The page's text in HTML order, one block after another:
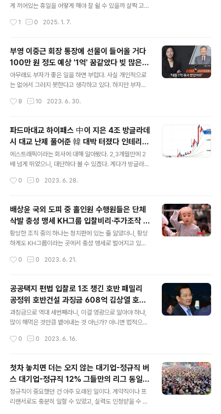
게 끼어있는 휴일을 어떻게 해야 잘 쉴 수 있을까 살짝 고민
모르겠다.물론 개인적인 의견, 생각이다.그리고, 어느 정도
힘들 수 있겠다.그리고, 쉬지 못하는 사정이 있는 분이나,
이렇게 해도 어렵고, 저렇게 해도 어려운 분들도 있다고 본
다. 정부가 설 연휴 직전인 1월 27일을 임시공휴일로 지정
하는 방안을 검토 중이라는 소식이 전해졌습니다. 이번 결
정이 확정된다면, 직장인들은 주말과 설 연휴를 포함해 최
논의는 내수 경제 활성화를 위한 정부의 전략으로 보이며,
1 0 2025. 1. 7.
부영 이중근 회장 통장에 선물이 들어올 거다
100만 원 정도 예상 '1억' 꿈같았다 빚 많은
영농가 살 것 같다 주민들 보답 의미 공덕비 건
립 추진 중 운평리 고향 사람들에게 250억 격
려금 전달
아무래도 부자가 좋은 일을 하면 부럽다. 사실 개인적으로
는 없어서 그러지 못한다고 생각하고 있다. 하지만 부자라
마음을 쓰는 것은 누구나 하는 것은 아니라고 생각한다. 기
다는 생각을 가지는 것이 쉬운 일이 아닌 것이다. 박경리의
소설, 토지를 읽고서는 당시에 부자가 마을에 끼치는 영향
에 대해서 생각해본 적이 있다. 마을을 먹여 살리는 것을 넘
어서 사람을 살리는 역할까지도 하는 것을 보고, 사실이라
면 정말 대단한 사람이라고 생각했다. 물론 그런 사람이 있
현재는 그런 걸 찾아보기 어렵다. 물론 대학에 기부해서 기
8 10 2023. 6. 30.
파드마대교 하이패스 中이 지은 4조 방글라데
시 대교 난제 풀어준 韓 대박 터졌다 인테리어
국내업체 에스트래픽 주가 상승 중 불과 1달만
에 2배 뛰어 조정중 교통모니터센터 TMC 구
축작업
에스트래픽이라는 회사에 대해 알아봤다. 2,3개월만에 2
배 넘게 뛰었으니, 대단하다 볼 수 있겠다. 게다가 방글라데
평가하는 것이겠다. 교통모니터센터(TMC, Traffic Moni
V) 등을 통해 파드마대교의 교통량과 통행상황, 통행료 수
납현황을 한눈에 파악할 수 있는 시스템을 갖추는 것 국내
에서 이룩한 성과와 기술력을 수출한 것이라 볼 수 있어서
향후 가능성도 열려 있고, 발전을 기대해 볼 수 있겠다 싶
다. 동남아의 어느 나라에서 다시 사업을 수주하게 된다면,
다. Business Summary [2023/06/20] 매출 증..
0 0 2023. 6. 28.
배상윤 국외 도피 중 홀인원 수행원들은 단체
삭발 충성 맹세 KH그룹 입찰비리·주가조작 의
혹 가족을 베트남으로 불러들여 고급 요트에
서 선상 파티도 했다 호화 도피 생활
황당한 조직 중의 하나는 정치판에 있는 줄 알았더니, 황당
하게도 KH그룹이라는 곳에서 충성 맹세로 벌어지고 있는
그렇다고 끝까지 변함없이 충성할 거라고 믿게 만드는 건
콩밥 먹는 모습 아닐까 싶다. 요즘은 콩밥이 아니라고 한다.
그 귀한 콩을 그들에게 먹일 수는 없지 않은가! 어쨌든 공권
력을 비웃듯 해외에서 호화생활을 하고 있는 이들을 부러
워하는 사람들도 있을 것 같다. 돈만 있으면 한동안 지내는
데에는 지장이 없겠지만, 그렇게 살다가 그냥 갈 거라면 모
을까 싶다. 사실 법의 심판을 받는다는 것은 판단인 것이고,
0 0 2023. 6. 21.
공공택지 편법 입찰로 1조 챙긴 호반 패밀리
공정위 호반건설 과징금 608억 김상열 호반
건설 회장 부당 내부거래 과징금 역대 셋째 공
공택지 사업 PF 대출 무상 지급보증 벌떼입찰
과징금으로 역대 세번째라니, 이걸 영광으로 알아야 하나,
많이 해먹은 것만큼 뱉어내는 것 아닌가? 아니면 법적으로,
어내는 것인가? 아니면 회사에 쌓여 있는 재산에 비래해서
름의 영업방식이 통했기 때문일 것 같은데, 이게 역으로 정
권의 공격을 받을 일이 되는 것인지? 아니면 다른 뭔가가
있지만, 이정도로 퉁 치고 넘어가는 것인지 알 수가 없다.
건설업계에서는 오랜 기간을 통해서 안정적으로 성장해온
0 0 2023. 6. 16.
첫차 놓치면 더는 오지 않는 대기업-정규직 버
스 대기업-정규직 12% 그들만의 리그 동일노
동 동일임금 개혁 시작해야 전투적 대기업 노
조 중심 견고 오히려 악화일로
정규직이 중요했던 건 아주 오래된 일이다. 계약직이나 프
리랜서로도 충분히 일할 수 있었고, 실력도 인정받을 수 있